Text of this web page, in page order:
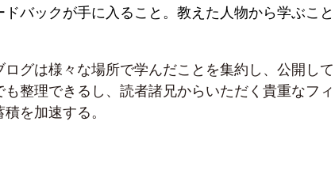
バックが手に入ること。教えた人物から学ぶこと
グは様々な場所で学んだことを集約し、公開して
整理できるし、読者諸兄からいただく貴重なフィ
を加速する。